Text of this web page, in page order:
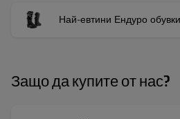
Най-евтини Ендуро
Защо да купите от нас?